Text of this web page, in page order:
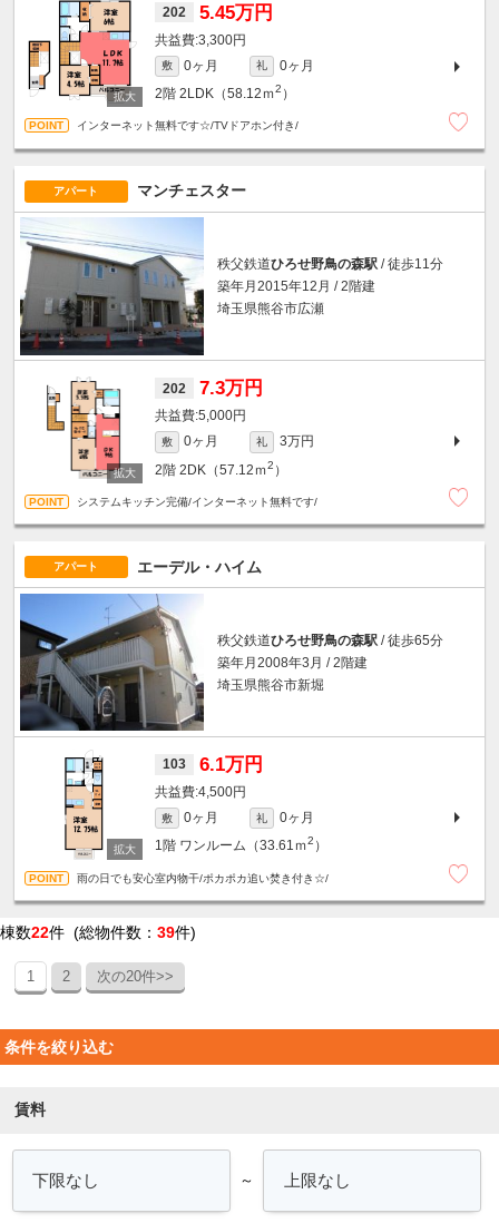
202 5.45万円
3,300円
敷 0ヶ月 礼
0ヶ月
2階 2LDK（58.12ｍ2 ）
インターネット無料です☆/TVドアホン付き/
アパート マンチェスター
秩父鉄道ひろせ野鳥の森駅 / 徒歩11分
築年月2015年12月 / 2階建
埼玉県熊谷市広瀬
202 7.3万円
5,000円
敷 0ヶ月 礼
3万円
2階 2DK（57.12ｍ2 ）
システムキッチン完備/インターネット無料です/
アパート エーデル・ハイム
秩父鉄道ひろせ野鳥の森駅 / 徒歩65分
築年月2008年3月 / 2階建
埼玉県熊谷市新堀
103 6.1万円
4,500円
敷 0ヶ月 礼
0ヶ月
1階 ワンルーム（33.61ｍ2 ）
雨の日でも安心室内物干/ポカポカ追い焚き付き☆/
棟数22件 (総物件数： 39件)
1 2 次の20件>>
条件を絞り込む
賃料
～